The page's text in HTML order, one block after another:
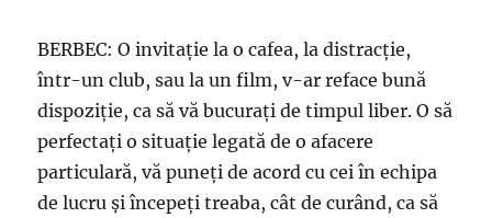
BERBEC: O invitaţie la o cafea, la distracţie,
într-un club, sau la un film, v-ar reface bună
dispoziţie, ca să vă bucuraţi de timpul liber. O să
perfectaţi o situaţie legată de o afacere
particulară, vă puneţi de acord cu cei în echipa
de lucru şi începeţi treaba, cât de curând, ca să